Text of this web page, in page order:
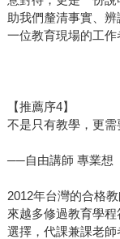
助我們釐清事實、
一位教育現場的工作
【推薦序4】
不是只有教學，更
──自由講師 專業想
2012年台灣的合格
來越多修過教育學
選擇，代課兼課老